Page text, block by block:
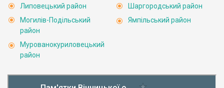
Липовецький район
Могилів-Подільський
район
Мурованокуриловецький
район
Шаргородський район
Ямпільський район